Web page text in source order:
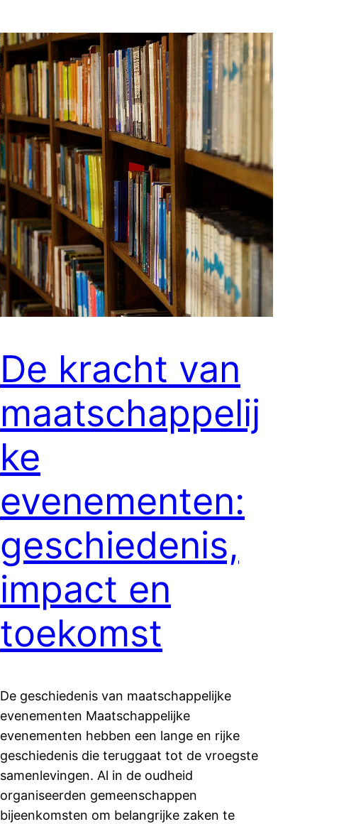
De kracht van
maatschappelij
ke
evenementen:
geschiedenis,
impact en
toekomst
De geschiedenis van maatschappelijke
evenementen Maatschappelijke
evenementen hebben een lange en rijke
geschiedenis die teruggaat tot de vroegste
samenlevingen. Al in de oudheid
organiseerden gemeenschappen
bijeenkomsten om belangrijke zaken te